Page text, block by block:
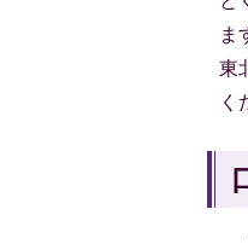
ま
東
く